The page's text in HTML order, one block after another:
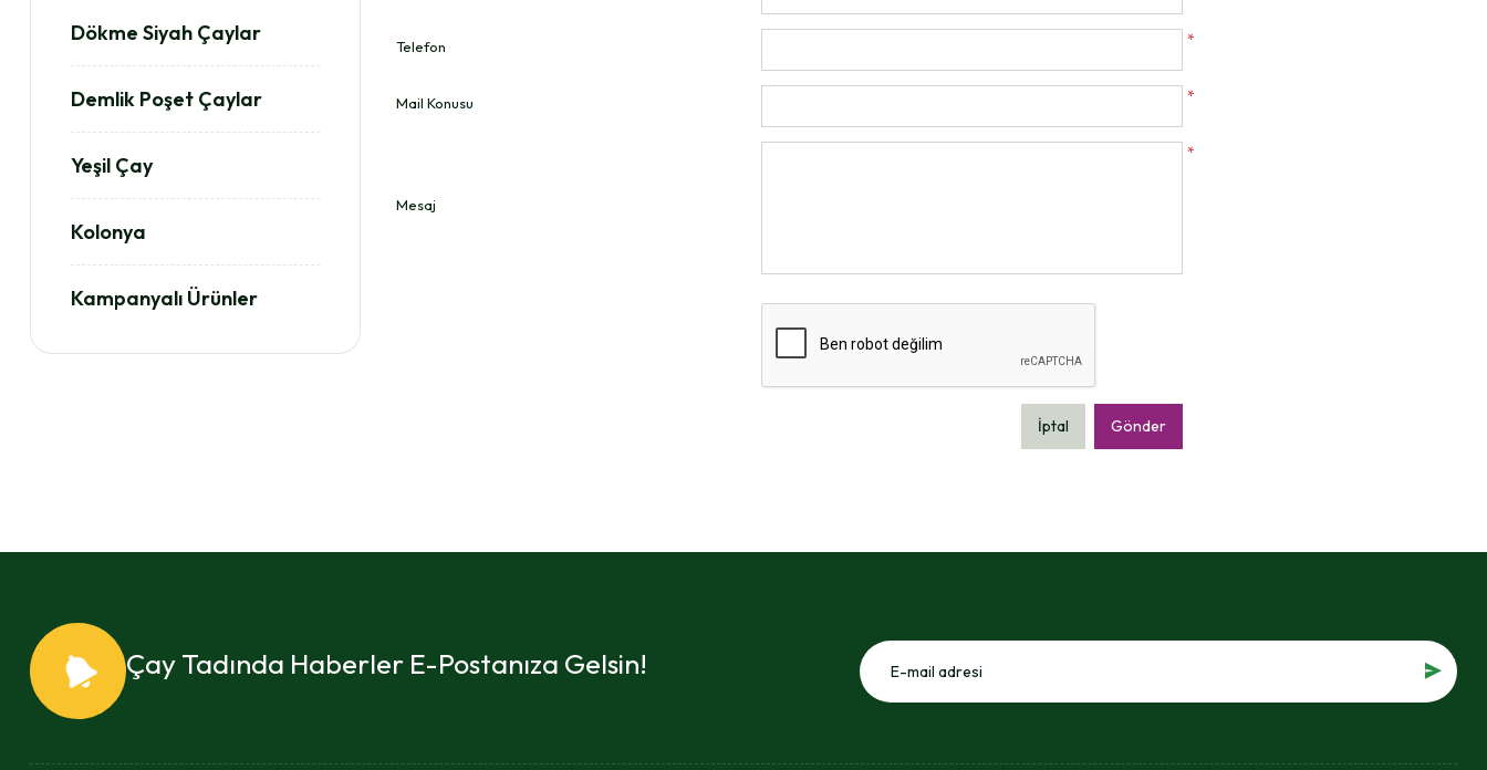
Dökme Siyah Çaylar
Demlik Poşet Çaylar
Yeşil Çay
Kolonya
Kampanyalı Ürünler
Telefon *
Mail Konusu *
Mesaj
*
İptal Gönder
Çay Tadında Haberler E-Postanıza Gelsin!